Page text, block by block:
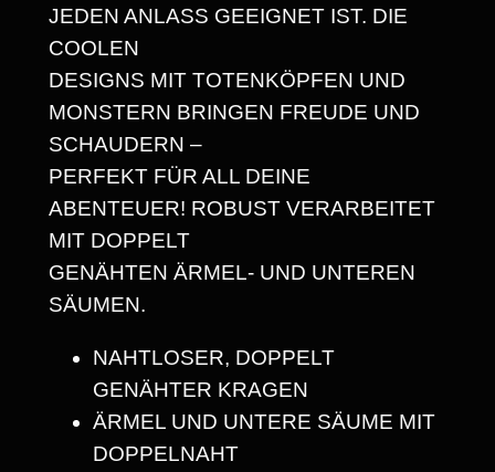
I
G
H
T
U
N
I
S
E
X
JEDEN ANLASS GEEIGNET IST. DIE
COOLEN
DESIGNS MIT TOTENKÖPFEN UND
MONSTERN BRINGEN FREUDE UND
SCHAUDERN –
PERFEKT FÜR ALL DEINE
ABENTEUER! ROBUST VERARBEITET
MIT DOPPELT
GENÄHTEN ÄRMEL- UND UNTEREN
SÄUMEN.
NAHTLOSER, DOPPELT
GENÄHTER KRAGEN
ÄRMEL UND UNTERE SÄUME MIT
DOPPELNAHT